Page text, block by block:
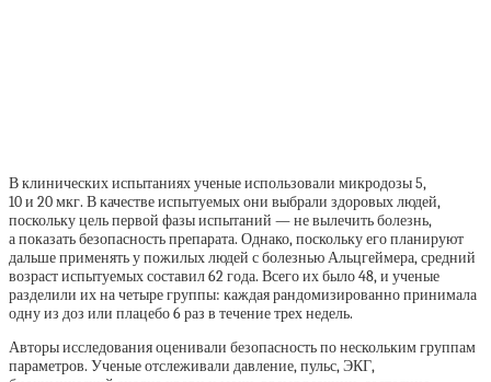
В клинических испытаниях ученые использовали микродозы 5,
10 и 20 мкг. В качестве испытуемых они выбрали здоровых людей,
поскольку цель первой фазы испытаний — не вылечить болезнь,
а показать безопасность препарата. Однако, поскольку его планируют
дальше применять у пожилых людей с болезнью Альцгеймера, средний
возраст испытуемых составил 62 года. Всего их было 48, и ученые
разделили их на четыре группы: каждая рандомизированно принимала
одну из доз или плацебо 6 раз в течение трех недель.
Авторы исследования оценивали безопасность по нескольким группам
параметров. Ученые отслеживали давление, пульс, ЭКГ,